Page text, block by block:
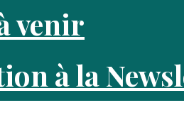
venir
à la